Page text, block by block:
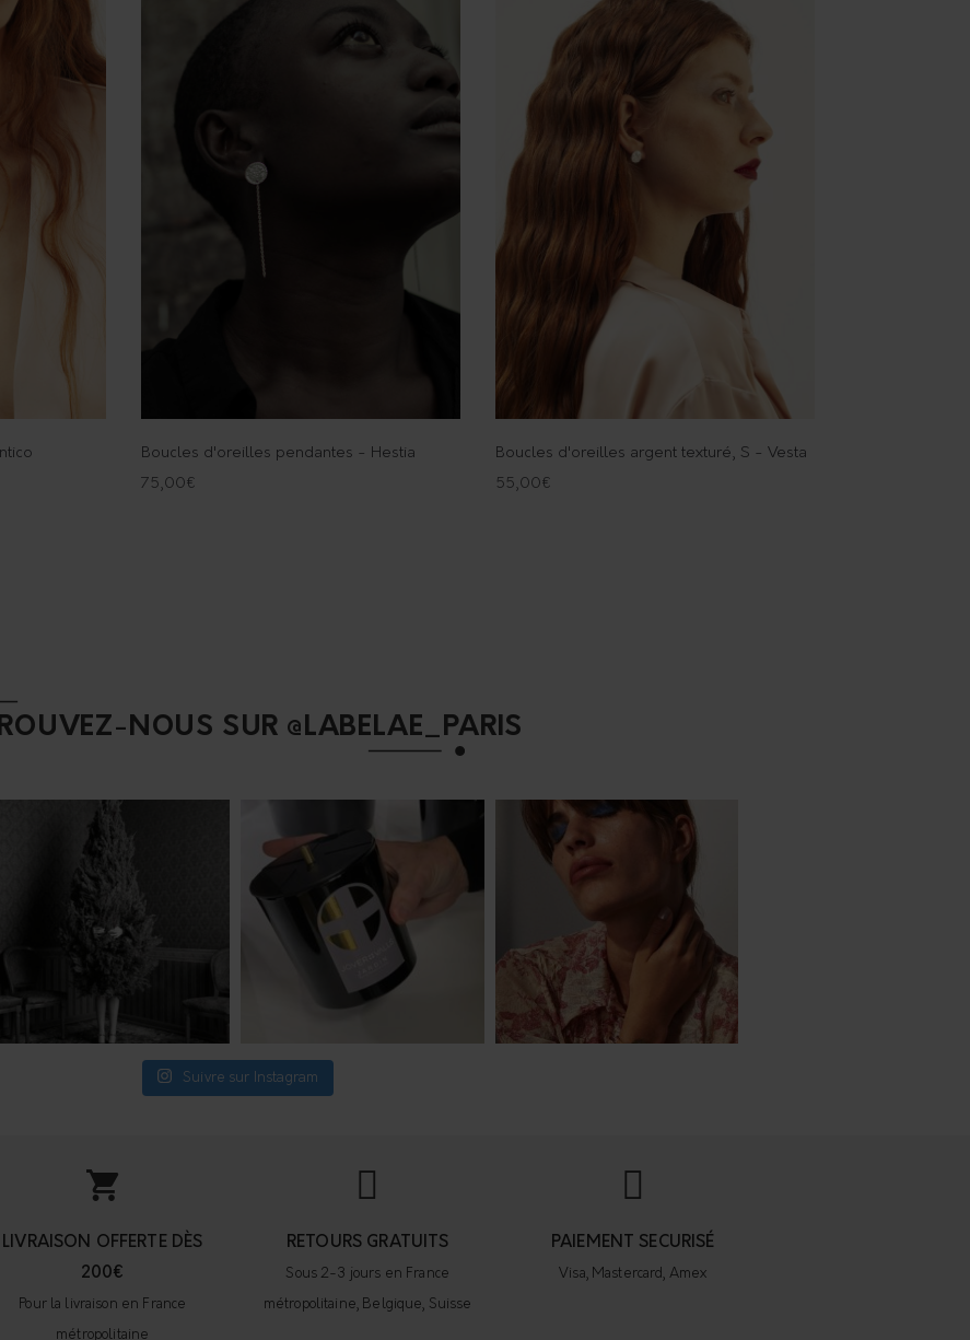
Boucles d'oreilles pendantes - Hestia
75,00€
Boucles d'oreilles argent texturé, S - Vesta
55,00€
NOUS SUR @LABELAE_PARIS
Suivre sur Instagram
LIVRAISON OFFERTE DÈS
200€
Pour la livraison en France
métropolitaine
RETOURS GRATUITS
Sous 2-3 jours en France
métropolitaine, Belgique, Suisse
PAIEMENT SECURISÉ
Visa, Mastercard, Amex